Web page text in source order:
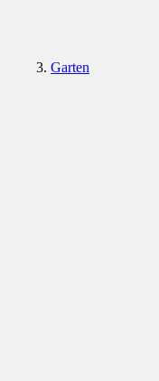
Garten